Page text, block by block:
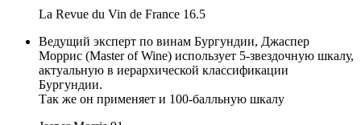
La Revue du Vin de France 16.5
Ведущий эксперт по винам Бургундии, Джаспер
Моррис (Master of Wine) использует 5-звездочную шкалу,
актуальную в иерархической классификации
Бургундии.
Так же он применяет и 100-балльную шкалу